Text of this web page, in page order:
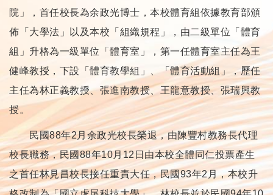
院」，首任校長為余政光博士，本校體育組依據教育部頒
佈「大學法」以及本校「組織規程」，由二級單位「體育
組」升格為一級單位「體育室」，第一任體育室主任為王
健峰教授，下設「體育教學組」、「體育活動組」，歷任
主任為林正義教授、張進南教授、王龍意教授、張瑞興教
授。
民國88年2月余政光校長榮退，由陳豐村教務長代理
校長職務，民國88年10月12日由本校全體同仁投票產生
之首任林見昌校長接任重責大任，民國93年2月，本校升